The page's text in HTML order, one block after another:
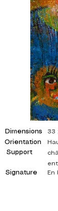
Dimensions
Orientation
Support
Signature
33
En